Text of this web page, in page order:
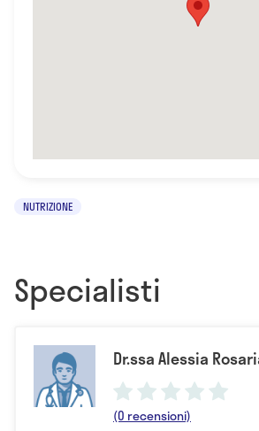
NUTRIZIONE
Specialisti
Dr.ssa Alessia
(0 recensioni)